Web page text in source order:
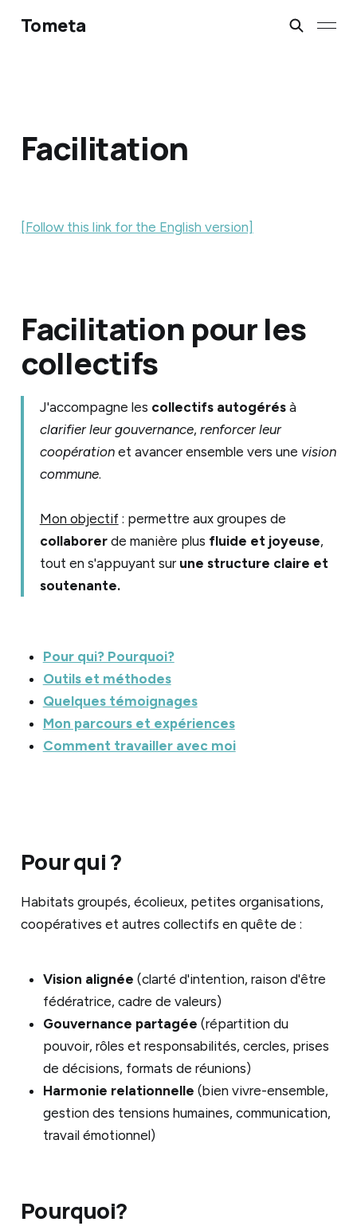
Tometa
Facilitation
[Follow this link for the English version]
Facilitation pour les
collectifs
J'accompagne les collectifs autogérésà
clarifier leur gouvernance, renforcer leur
coopérationet avancer ensemble vers une vision
commune.
Mon objectif: permettre aux groupes de
collaborer de manière plus fluide et joyeuse,
tout en s'appuyant sur une structure claire et
soutenante.
Pour qui? Pourquoi?
Outils et méthodes
Quelques témoignages
Mon parcours et expériences
Comment travailler avec moi
Pour qui ?
Habitats groupés, écolieux, petites organisations,
coopératives et autres collectifs en quête de :
Vision alignée (clarté d'intention, raison d'être
fédératrice, cadre de valeurs)
Gouvernance partagée (répartition du
pouvoir, rôles et responsabilités, cercles, prises
de décisions, formats de réunions)
Harmonie relationnelle (bien vivre-ensemble,
gestion des tensions humaines, communication,
travail émotionnel)
Pourquoi?